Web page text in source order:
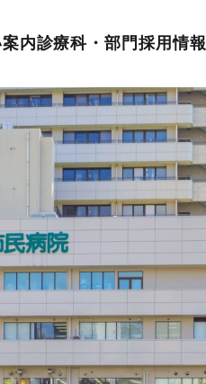
内診療科・部門 採用情報